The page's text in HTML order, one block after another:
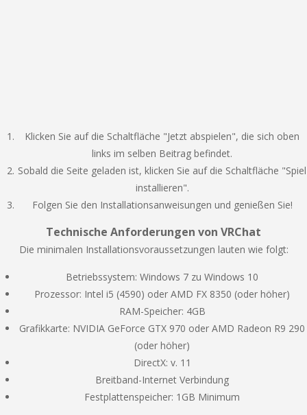
Klicken Sie auf die Schaltfläche "Jetzt abspielen", die sich oben
links im selben Beitrag befindet.
Sobald die Seite geladen ist, klicken Sie auf die Schaltfläche "Spiel
installieren".
Folgen Sie den Installationsanweisungen und genießen Sie!
Technische Anforderungen von VRChat
Die minimalen Installationsvoraussetzungen lauten wie folgt:
Betriebssystem: Windows 7 zu Windows 10
Prozessor: Intel i5 (4590) oder AMD FX 8350 (oder höher)
RAM-Speicher: 4GB
Grafikkarte: NVIDIA GeForce GTX 970 oder AMD Radeon R9 290
(oder höher)
DirectX: v. 11
Breitband-Internet Verbindung
Festplattenspeicher: 1GB Minimum